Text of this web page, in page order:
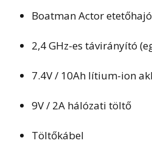
Boatman Actor etetőhajó
2,4 GHz-es távirányító
7.4V / 10Ah lítium-ion
9V / 2A hálózati töltő
Töltőkábel